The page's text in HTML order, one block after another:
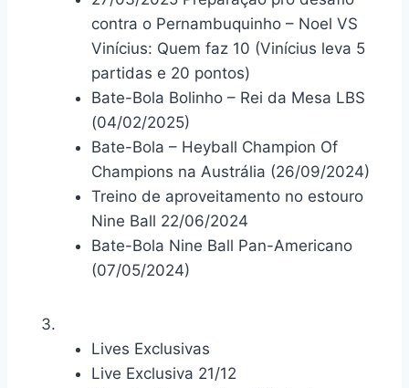
contra o Pernambuquinho – Noel VS
Vinícius: Quem faz 10 (Vinícius leva 5
partidas e 20 pontos)
Bate-Bola Bolinho – Rei da Mesa LBS
(04/02/2025)
Bate-Bola – Heyball Champion Of
Champions na Austrália (26/09/2024)
Treino de aproveitamento no estouro
Nine Ball 22/06/2024
Bate-Bola Nine Ball Pan-Americano
(07/05/2024)
Lives Exclusivas
Live Exclusiva 21/12